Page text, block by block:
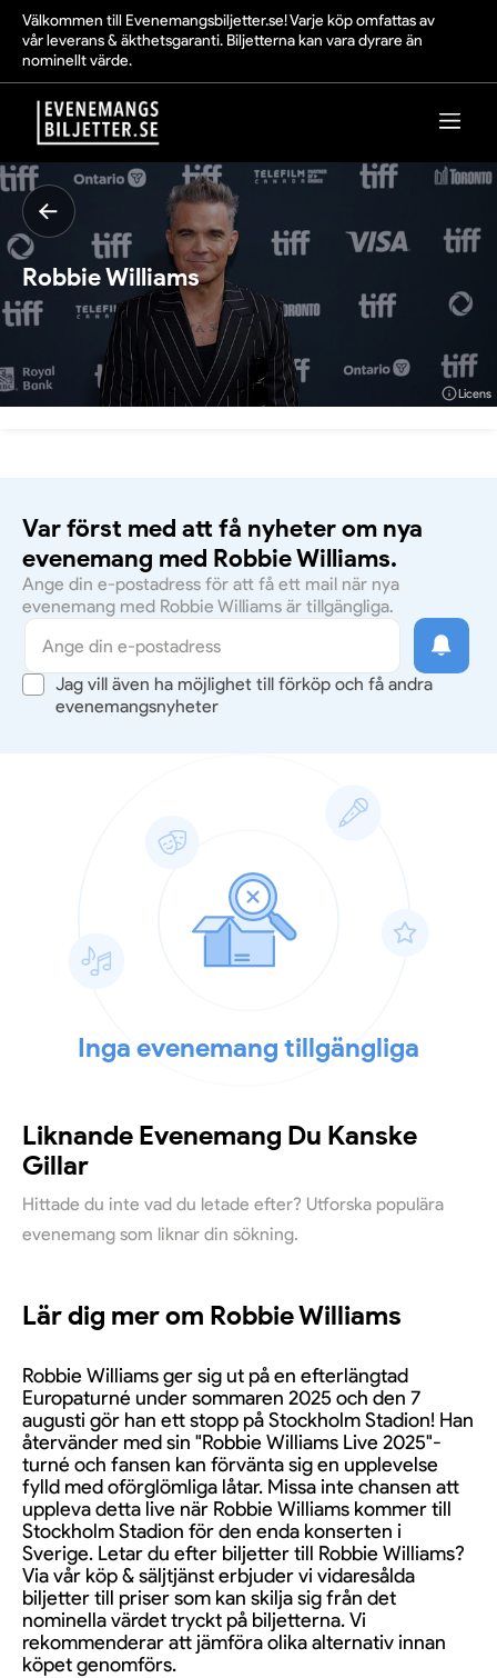
Välkommen till Evenemangsbiljetter.se! Varje köp omfattas av
vår leverans & äkthetsgaranti. Biljetterna kan vara dyrare än
nominellt värde.
Robbie Williams
Licens
Var först med att få nyheter om nya
evenemang med Robbie Williams.
Ange din e-postadress för att få ett mail när nya
evenemang med Robbie Williams är tillgängliga.
Jag vill även ha möjlighet till förköp och få andra
evenemangsnyheter
Inga evenemang tillgängliga
Liknande Evenemang Du Kanske
Gillar
Hittade du inte vad du letade efter? Utforska populära
evenemang som liknar din sökning.
Lär dig mer om Robbie Williams
Robbie Williams ger sig ut på en efterlängtad
Europaturné under sommaren 2025 och den 7
augusti gör han ett stopp på Stockholm Stadion! Han
återvänder med sin "Robbie Williams Live 2025"-
turné och fansen kan förvänta sig en upplevelse
fylld med oförglömliga låtar. Missa inte chansen att
uppleva detta live när Robbie Williams kommer till
Stockholm Stadion för den enda konserten i
Sverige. Letar du efter biljetter till Robbie Williams?
Via vår köp & säljtjänst erbjuder vi vidaresålda
biljetter till priser som kan skilja sig från det
nominella värdet tryckt på biljetterna. Vi
rekommenderar att jämföra olika alternativ innan
köpet genomförs.